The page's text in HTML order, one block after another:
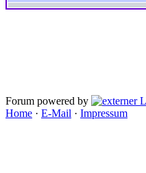
Forum powered by
Home · E-Mail · Impressum